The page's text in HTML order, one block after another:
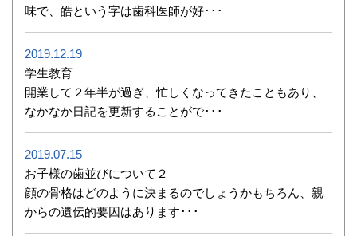
味で、皓という字は歯科医師が好･･･
2019.12.19
学生教育
開業して２年半が過ぎ、忙しくなってきたこともあり、
なかなか日記を更新することがで･･･
2019.07.15
お子様の歯並びについて２
顔の骨格はどのように決まるのでしょうかもちろん、親
からの遺伝的要因はあります･･･